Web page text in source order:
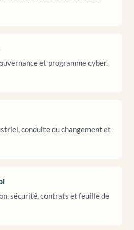
et programme cyber.
conduite du changement et
sécurité, contrats et feuille de